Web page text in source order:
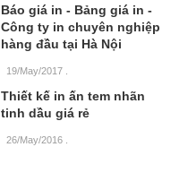
Báo giá in - Bảng giá in -
Công ty in chuyên nghiệp
hàng đầu tại Hà Nội
19/May/2017
Thiết kế in ấn tem nhãn
tinh dầu giá rẻ
26/May/2016